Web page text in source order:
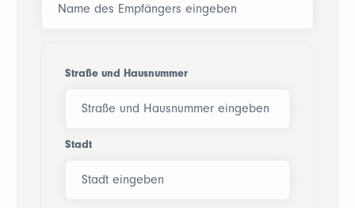
Straße und Hausnummer
Stadt